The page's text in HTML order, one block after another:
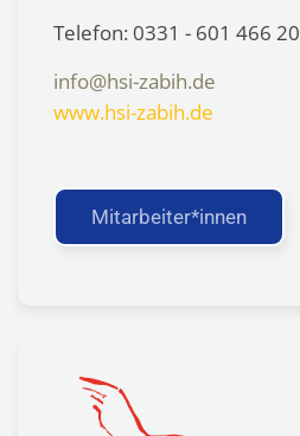
Telefon: 0331 - 601 466 20
info@hsi-zabih.de
www.hsi-zabih.de
Mitarbeiter*innen